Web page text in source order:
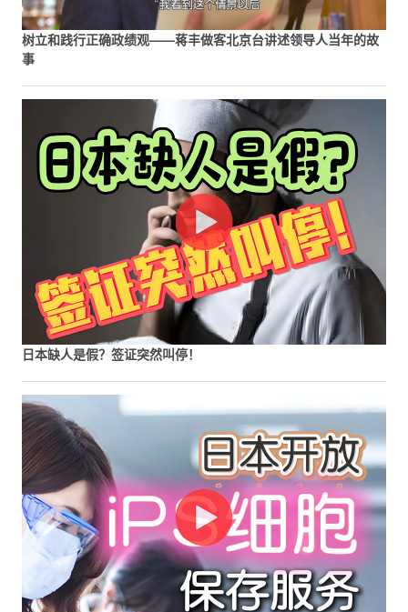
树立和践行正确政绩观——蒋丰做客北京台讲述领导人当年的故
事
日本缺人是假？签证突然叫停！